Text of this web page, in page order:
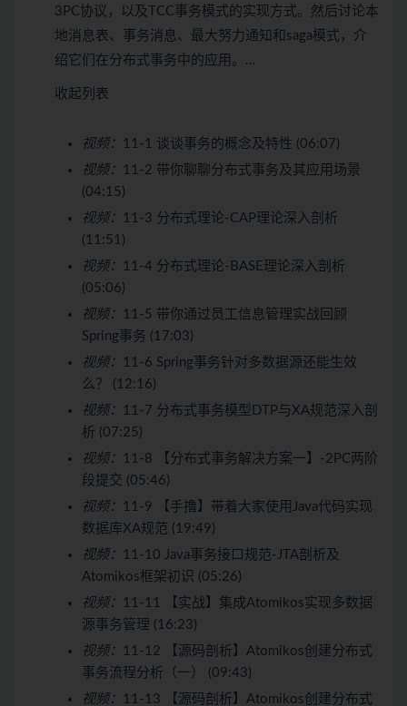
3PC协议，以及TCC事务模式的实现方式。然后讨论本
地消息表、事务消息、最大努力通知和saga模式，介
绍它们在分布式事务中的应用。…
收起列表
视频：
11-1 谈谈事务的概念及特性 (06:07)
视频：
11-2 带你聊聊分布式事务及其应用场景
(04:15)
视频：
11-3 分布式理论-CAP理论深入剖析
(11:51)
视频：
11-4 分布式理论-BASE理论深入剖析
(05:06)
视频：
11-5 带你通过员工信息管理实战回顾
Spring事务 (17:03)
视频：
11-6 Spring事务针对多数据源还能生效
么？ (12:16)
视频：
11-7 分布式事务模型DTP与XA规范深入剖
析 (07:25)
视频：
11-8 【分布式事务解决方案一】-2PC两阶
段提交 (05:46)
视频：
11-9 【手撸】带着大家使用Java代码实现
数据库XA规范 (19:49)
视频：
11-10 Java事务接口规范-JTA剖析及
Atomikos框架初识 (05:26)
视频：
11-11 【实战】集成Atomikos实现多数据
源事务管理 (16:23)
视频：
11-12 【源码剖析】Atomikos创建分布式
事务流程分析（一） (09:43)
视频：
11-13 【源码剖析】Atomikos创建分布式